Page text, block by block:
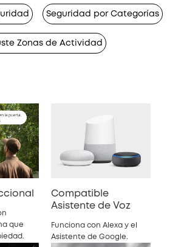
Seguridad por Categorías
Zonas de Actividad
que
Compatible
Asistente de Voz
Funciona con Alexa y el
Asistente de Google.